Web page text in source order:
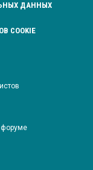
ДАННЫХ
COOKIE